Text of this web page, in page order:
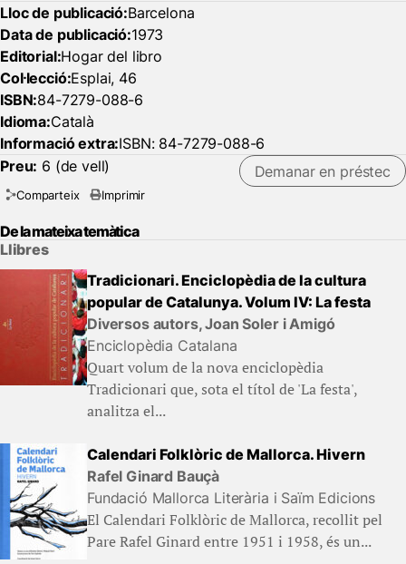
Lloc de publicació:Barcelona
Data de publicació:1973
Editorial:Hogar del libro
Col·lecció:Esplai, 46
ISBN:84-7279-088-6
Idioma:Català
Informació extra:ISBN: 84-7279-088-6
Preu: 6 (de vell) Demanar en préstec
Comparteix Imprimir
De la mateixa temàtica
Llibres
Tradicionari. Enciclopèdia de la cultura
popular de Catalunya. Volum IV: La festa
Diversos autors, Joan Soler i Amigó
Enciclopèdia Catalana
Quart volum de la nova enciclopèdia
Tradicionari que, sota el títol de 'La festa',
analitza el...
Calendari Folklòric de Mallorca. Hivern
Rafel Ginard Bauçà
Fundació Mallorca Literària i Saïm Edicions
El Calendari Folklòric de Mallorca, recollit pel
Pare Rafel Ginard entre 1951 i 1958, és un...